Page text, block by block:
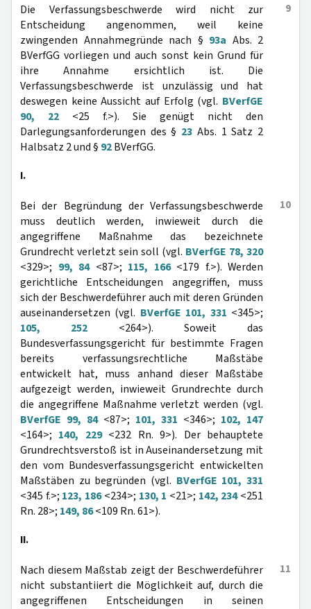
9
Die Verfassungsbeschwerde wird nicht zur
Entscheidung angenommen, weil keine
zwingenden Annahmegründe nach § 93a Abs. 2
BVerfGG vorliegen und auch sonst kein Grund für
ihre Annahme ersichtlich ist. Die
Verfassungsbeschwerde ist unzulässig und hat
deswegen keine Aussicht auf Erfolg (vgl. BVerfGE
90, 22 <25 f.>). Sie genügt nicht den
Darlegungsanforderungen des § 23 Abs. 1 Satz 2
Halbsatz 2 und § 92BVerfGG.
I.
10
Bei der Begründung der Verfassungsbeschwerde
muss deutlich werden, inwieweit durch die
angegriffene Maßnahme das bezeichnete
Grundrecht verletzt sein soll (vgl. BVerfGE 78, 320
<329>; 99, 84<87>; 115, 166<179 f.>). Werden
gerichtliche Entscheidungen angegriffen, muss
sich der Beschwerdeführer auch mit deren Gründen
auseinandersetzen (vgl. BVerfGE 101, 331 <345>;
105, 252 <264>). Soweit das
Bundesverfassungsgericht für bestimmte Fragen
bereits verfassungsrechtliche Maßstäbe
entwickelt hat, muss anhand dieser Maßstäbe
aufgezeigt werden, inwieweit Grundrechte durch
die angegriffene Maßnahme verletzt werden (vgl.
BVerfGE 99, 84<87>; 101, 331 <346>; 102, 147
<164>; 140, 229<232 Rn. 9>). Der behauptete
Grundrechtsverstoß ist in Auseinandersetzung mit
den vom Bundesverfassungsgericht entwickelten
Maßstäben zu begründen (vgl. BVerfGE 101, 331
<345 f.>; 123, 186<234>; 130, 1 <21>; 142, 234<251
Rn. 28>; 149, 86<109 Rn. 61>).
II.
11
Nach diesem Maßstab zeigt der Beschwerdeführer
nicht substantiiert die Möglichkeit auf, durch die
angegriffenen Entscheidungen in seinen